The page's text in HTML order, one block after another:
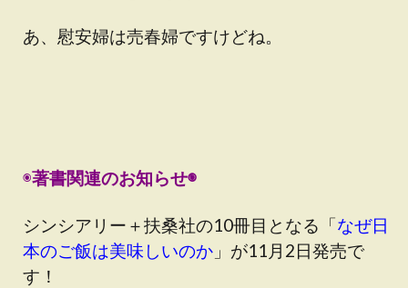
あ、慰安婦は売春婦ですけどね。
◉著書関連のお知らせ◉
シンシアリー＋扶桑社の10冊目となる「なぜ日
本のご飯は美味しいのか 」が11月2日発売で
す！